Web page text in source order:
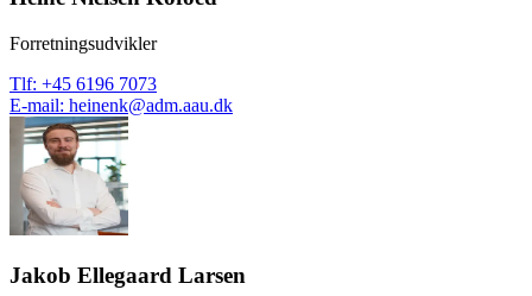
Forretningsudvikler
Tlf: +45 6196 7073
E-mail: heinenk@adm.aau.dk
Jakob Ellegaard Larsen